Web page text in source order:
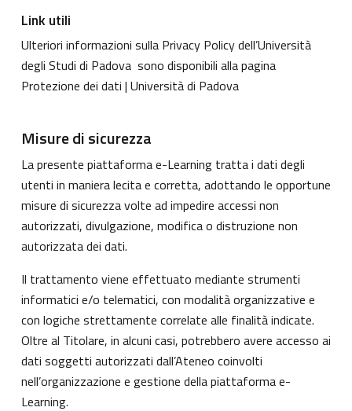
Link utili
Ulteriori informazioni sulla Privacy Policy dell’Università
degli Studi di Padova sono disponibili alla pagina
Protezione dei dati | Università di Padova
Misure di sicurezza
La presente piattaforma e-Learning tratta i dati degli
utenti in maniera lecita e corretta, adottando le opportune
misure di sicurezza volte ad impedire accessi non
autorizzati, divulgazione, modifica o distruzione non
autorizzata dei dati.
Il trattamento viene effettuato mediante strumenti
informatici e/o telematici, con modalità organizzative e
con logiche strettamente correlate alle finalità indicate.
Oltre al Titolare, in alcuni casi, potrebbero avere accesso ai
dati soggetti autorizzati dall’Ateneo coinvolti
nell’organizzazione e gestione della piattaforma e-
Learning.